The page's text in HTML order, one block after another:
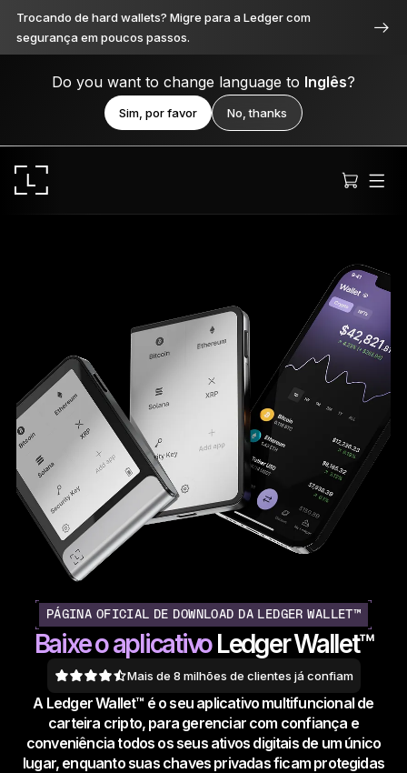
Trocando de hard wallets? Migre para a Ledger com
segurança em poucos passos.
Do you want to change language to Inglês?
Sim, por favor No, thanks
Ledger Stax
Premium de todos os ângulos
Ledger Flex
O novo padrão
Ledger NanoGen5
Tão único quanto você
NOVAS CORES
Proteção de backup confiável
Comprar todas
Hard Wallets
PÁGINA OFICIAL DE DOWNLOAD DA LEDGER WALLET™
Baixe oaplicativoLedger Wallet™
Mais de 8 milhões de clientes já confiam
A Ledger Wallet™ é o seu aplicativo multifuncional de
carteira cripto, para gerenciar com confiança e
conveniência todos os seus ativos digitais de um único
lugar, enquanto suas chaves privadas ficam protegidas